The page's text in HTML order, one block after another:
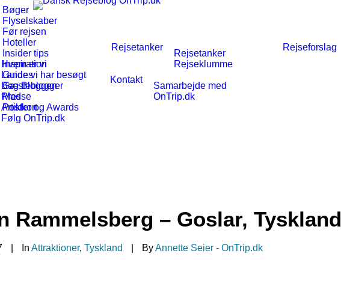
Bøger
Flyselskaber
Før rejsen
Hoteller
Insider tips
Inspiration
Guides
Gæsteblogger
Mad
Postkort
Rejsetanker
Rejsetanker
Rejseklumme
Rejseforslag
Hvem er vi
Lande vi har besøgt
Bag Bloggen
Presse
Artikler og Awards
Følg OnTrip.dk
Kontakt
Samarbejde med
OnTrip.dk
Rammelsberg – Goslar, Tyskland
In Attraktioner, Tyskland ByAnnette Seier - OnTrip.dk